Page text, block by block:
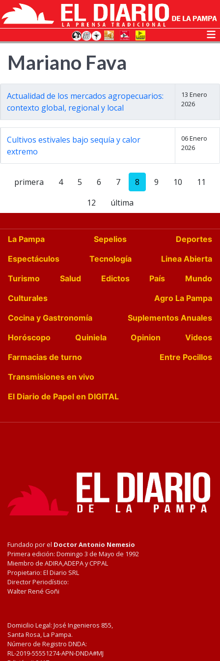
Mariano Fava
Actualidad de los mercados agropecuarios:
contexto global, regional y local
13 Enero
2026
Cultivos estivales bajo sequía y calor
extremo
06 Enero
2026
primera 4 5 6 7 8 9 10
11
12
última
La Pampa Sepelios
Deportes
Espectáculos
Tecnología
Linea Abierta
Turismo
Salud Edictos País
Mundo
Culturales
Agro La Pampa
Cocina y Gastronomía
Suplementos Anuales
Horóscopo
Quiniela Opinion
Videos
Farmacias de turno
Entre Pocillos
Transmisiones en vivo
El Diario de Papel en DIGITAL
Fundado por el Doctor Antonio Nemesio
Primera edición: Domingo 3 de Mayo de 1992
Miembro de ADIRA,ADEPA y CPPAL
Propietario: El Diario SRL
Director Periodístico:
Walter René Goñi
Domicilio Legal: José Ingenieros 855,
Santa Rosa, La Pampa.
Número de Registro DNDA:
RL-2019-55551274-APN-DNDA#MJ